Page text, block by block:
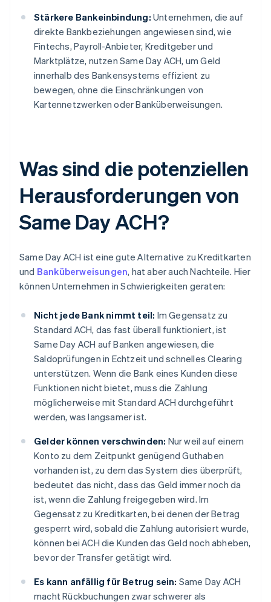
Stärkere Bankeinbindung: Unternehmen, die auf
direkte Bankbeziehungen angewiesen sind, wie
Fintechs, Payroll-Anbieter, Kreditgeber und
Marktplätze, nutzen Same Day ACH, um Geld
innerhalb des Bankensystems effizient zu
bewegen, ohne die Einschränkungen von
Kartennetzwerken oder Banküberweisungen.
Was sind die potenziellen
Herausforderungen von
Same Day ACH?
Same Day ACH ist eine gute Alternative zu Kreditkarten
und Banküberweisungen, hat aber auch Nachteile. Hier
können Unternehmen in Schwierigkeiten geraten:
Nicht jede Bank nimmt teil: Im Gegensatz zu
Standard ACH, das fast überall funktioniert, ist
Same Day ACH auf Banken angewiesen, die
Saldoprüfungen in Echtzeit und schnelles Clearing
unterstützen. Wenn die Bank eines Kunden diese
Funktionen nicht bietet, muss die Zahlung
möglicherweise mit Standard ACH durchgeführt
werden, was langsamer ist.
Gelder können verschwinden: Nur weil auf einem
Konto zu dem Zeitpunkt genügend Guthaben
vorhanden ist, zu dem das System dies überprüft,
bedeutet das nicht, dass das Geld immer noch da
ist, wenn die Zahlung freigegeben wird. Im
Gegensatz zu Kreditkarten, bei denen der Betrag
gesperrt wird, sobald die Zahlung autorisiert wurde,
können bei ACH die Kunden das Geld noch abheben,
bevor der Transfer getätigt wird.
Es kann anfällig für Betrug sein: Same Day ACH
macht Rückbuchungen zwar schwerer als